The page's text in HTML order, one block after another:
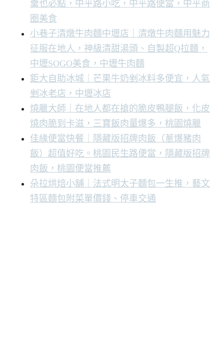
羹也必點，中平路小吃，中平路便當，中平商
圈美食
小巷子清燉牛肉麵中壢店｜清燉牛肉麵用魅力
征服在地人，神級清甜湯頭、自製超Q拉麵，
中壢SOGO美食，中壢牛肉麵
鉅大自助冰城｜芒果牛奶剉冰料多便宜，人氣
剉冰老店，中壢冰店
燒臘大師｜在地人都在搶的脆皮鴨腿飯，化皮
燒肉脆到卡滋，三寶飯肉量爆多，桃園燒臘
佳緣便當快餐｜隱藏版招牌肉飯（蔥爆豬肉
飯）超值好吃。桃園民生路便當，隱藏版招牌
肉飯，桃園便當推薦
朵拉烘焙小舖｜法式明太子麵包一生推，藝文
特區麵包附菜單價錢、停車交通